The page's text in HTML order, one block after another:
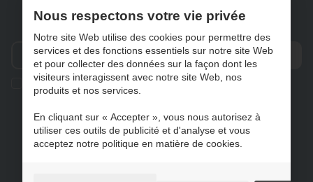
S'abonner à notre newsletter
Ik geef de toestemming om mijn gegevens te bewaren en
verwerken zoals aangegeven in onze
NL
Nous respectons votre vie privée
Notre site Web utilise des cookies pour permettre des
services et des fonctions essentiels sur notre site Web
et pour collecter des données sur la façon dont les
visiteurs interagissent avec notre site Web, nos
produits et nos services.
En cliquant sur « Accepter », vous nous autorisez à
utiliser ces outils de publicité et d'analyse et vous
acceptez notre politique en matière de cookies.